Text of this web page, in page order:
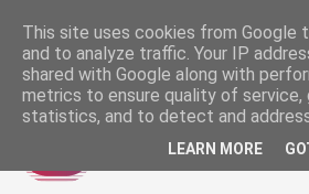
This site uses cookies from Google
and to analyze traffic. Your IP
shared with Google along with
metrics to ensure quality of service,
statistics, and to detect and
LEARN MORE